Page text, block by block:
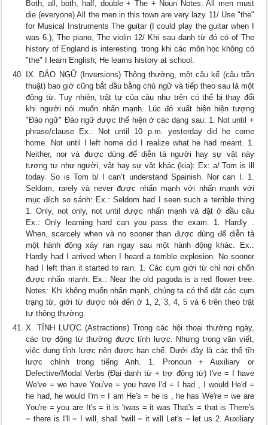
Both, all, both, half, double + The + Noun Notes: All men must
die (everyone) All the men in this town are very lazy 11/ Use "the"
for Musical Instruments The guitar (I could play the guitar when I
was 6.), The piano, The violin 12/ Khi sau danh từ đó có of The
history of England is interesting. trong khi các môn học không có
"the" I learn English; He learns history at school.
IX. ĐẢO NGỮ (Inversions) Thông thường, một câu kể (câu trần
thuật) bao giờ cũng bắt đầu bằng chủ ngữ và tiếp theo sau là một
động từ. Tuy nhiên, trật tự của câu như trên có thể bị thay đổi
khi người nói muốn nhấn mạnh. Lúc đó xuất hiện hiện tượng
"Đảo ngữ" Đảo ngữ được thể hiện ở các dạng sau: 1. Not until +
phrase/clause Ex.: Not until 10 p.m. yesterday did he come
home. Not until I left home did I realize what he had meant. 1.
Neither, nor và được dùng để diễn tả người hay sự vật này
tương tự như người, vật hay sự vật khác (kia): Ex: a/ Tom is ill
today. So is Tom b/ I can’t understand Spainish. Nor can I. 1.
Seldom, rarely và never được nhấn mạnh với nhấn mạnh với
mục đích so sánh: Ex.: Seldom had I seen such a terrible thing
1. Only, not only, not until được nhấn mạnh và đặt ở đầu câu
Ex.: Only learning hard can you pass the exam. 1. Hardly .
When, scarcely when và no sooner than được dùng để diễn tả
một hành động xảy ran ngay sau một hành động khác. Ex.:
Hardly had I arrived when I heard a terrible explosion. No sooner
had I left than it started to rain. 1. Các cụm giới từ chỉ nơi chốn
được nhấn mạnh. Ex.: Near the old pagoda is a red flower tree.
Notes: Khi không muốn nhấn mạnh, chúng ta có thể dặt các cụm
trạng từ, giới từ được nói đến ở 1, 2, 3, 4, 5 và 6 trên theo trật
tự thông thường.
X. TỈNH LƯỢC (Astractions) Trong các hội thoại thường ngày,
các trợ động từ thường được tỉnh lược. Nhưng trong văn viết,
việc dung tỉnh lược nên được hạn chế. Dưới đây là các thể tĩh
lược chính trong tiếng Anh. 1. Pronoun + Auxiliary or
Defective/Modal Verbs (Đại danh từ + trợ động từ) I've = I have
We've = we have You've = you have I'd = I had , I would He'd =
he had, he would I'm = I am He's = he is , he has We're = we are
You're = you are It's = it is 'twas = it was That's = that is There's
= there is I'll = I will, shall 'twill = it will Let's = let us 2. Auxiliary